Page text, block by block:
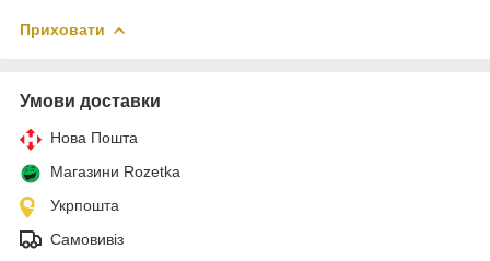
Приховати
Умови доставки
Нова Пошта
Магазини Rozetka
Укрпошта
Самовивіз